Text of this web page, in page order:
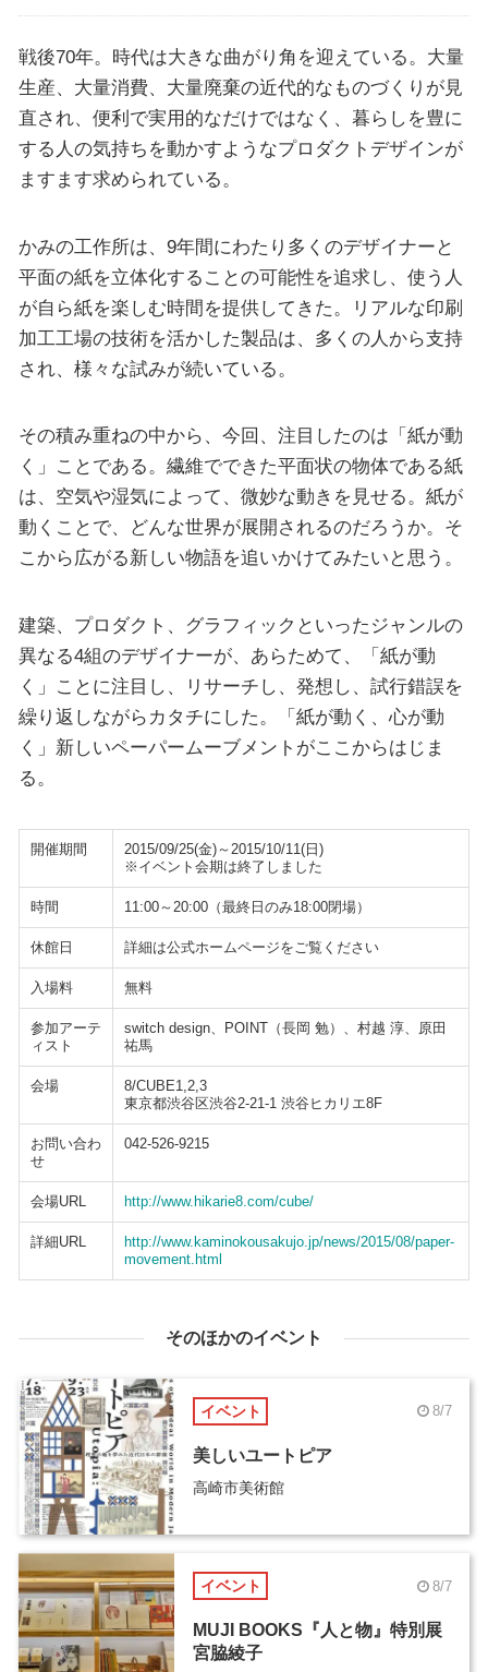
戦後70年。時代は大きな曲がり角を迎えている。大量
生産、大量消費、大量廃棄の近代的なものづくりが見
直され、便利で実用的なだけではなく、暮らしを豊に
する人の気持ちを動かすようなプロダクトデザインが
ますます求められている。
かみの工作所は、9年間にわたり多くのデザイナーと
平面の紙を立体化することの可能性を追求し、使う人
が自ら紙を楽しむ時間を提供してきた。リアルな印刷
加工工場の技術を活かした製品は、多くの人から支持
され、様々な試みが続いている。
その積み重ねの中から、今回、注目したのは「紙が動
く」ことである。繊維でできた平面状の物体である紙
は、空気や湿気によって、微妙な動きを見せる。紙が
動くことで、どんな世界が展開されるのだろうか。そ
こから広がる新しい物語を追いかけてみたいと思う。
建築、プロダクト、グラフィックといったジャンルの
異なる4組のデザイナーが、あらためて、「紙が動
く」ことに注目し、リサーチし、発想し、試行錯誤を
繰り返しながらカタチにした。「紙が動く、心が動
く」新しいペーパームーブメントがここからはじま
る。
開催期間
2015/09/25(金)～2015/10/11(日)
※イベント会期は終了しました
時間 11:00～20:00（最終日のみ18:00閉場）
休館日 詳細は公式ホームページをご覧ください
入場料 無料
参加アーテ
ィスト
switch design、POINT（長岡 勉）、村越 淳、原田
祐馬
会場
8/CUBE1,2,3
東京都渋谷区渋谷2-21-1 渋谷ヒカリエ8F
お問い合わ
せ
042-526-9215
会場URL http://www.hikarie8.com/cube/
詳細URL
http://www.kaminokousakujo.jp/news/2015/08/paper-
movement.html
そのほかのイベント
イベント 8/7
美しいユートピア
高崎市美術館
イベント 8/7
MUJI BOOKS『人と物』特別展
宮脇綾子